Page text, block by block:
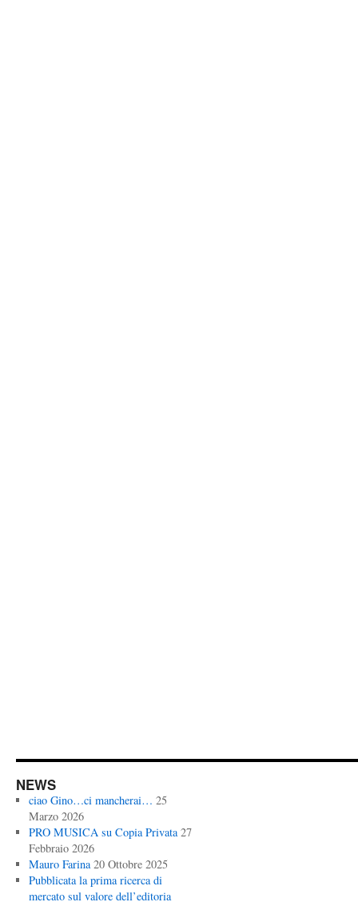
NEWS
ciao Gino…ci mancherai… 25
Marzo 2026
PRO MUSICA su Copia Privata 27
Febbraio 2026
Mauro Farina 20 Ottobre 2025
Pubblicata la prima ricerca di
mercato sul valore dell’editoria